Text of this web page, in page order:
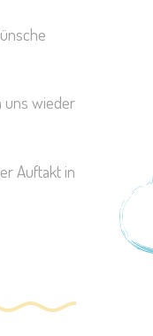
uns wieder
Auftakt in